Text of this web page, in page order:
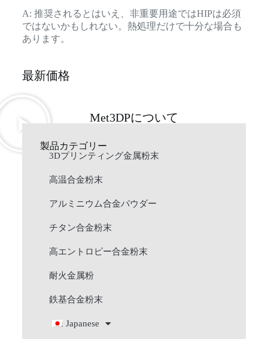
A: 推奨されるとはいえ、非重要用途ではHIPは必須
ではないかもしれない。熱処理だけで十分な場合も
あります。
最新価格
Met3DPについて
製品カテゴリー
3Dプリンティング金属粉末
高温合金粉末
アルミニウム合金パウダー
チタン合金粉末
高エントロピー合金粉末
耐火金属粉
鉄基合金粉末
Japanese